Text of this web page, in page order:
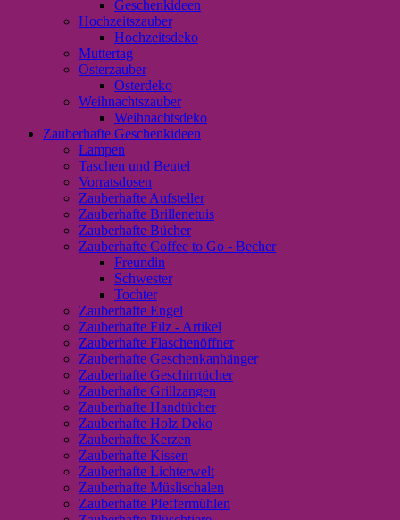
Geschenkideen
Hochzeitszauber
Hochzeitsdeko
Muttertag
Osterzauber
Osterdeko
Weihnachtszauber
Weihnachtsdeko
Zauberhafte Geschenkideen
Lampen
Taschen und Beutel
Vorratsdosen
Zauberhafte Aufsteller
Zauberhafte Brillenetuis
Zauberhafte Bücher
Zauberhafte Coffee to Go - Becher
Freundin
Schwester
Tochter
Zauberhafte Engel
Zauberhafte Filz - Artikel
Zauberhafte Flaschenöffner
Zauberhafte Geschenkanhänger
Zauberhafte Geschirrtücher
Zauberhafte Grillzangen
Zauberhafte Handtücher
Zauberhafte Holz Deko
Zauberhafte Kerzen
Zauberhafte Kissen
Zauberhafte Lichterwelt
Zauberhafte Müslischalen
Zauberhafte Pfeffermühlen